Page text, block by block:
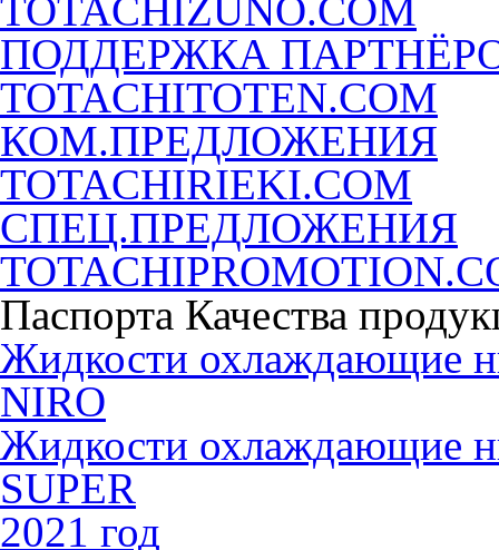
TOTACHIZUNO.COM
ПОДДЕРЖКА
TOTACHITOTEN.COM
КОМ.ПРЕДЛОЖЕНИЯ
TOTACHIRIEKI.COM
СПЕЦ.ПРЕДЛОЖЕНИЯ
Паспорта Качества
Жидкости охлаждающие
NIRO
Жидкости охлаждающие
SUPER
2021 год